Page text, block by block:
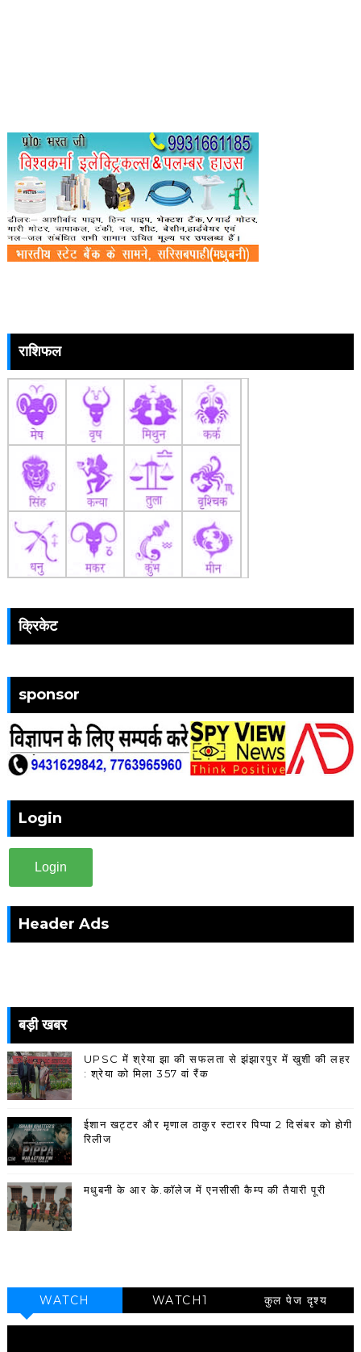
राशिफल
क्रिकेट
sponsor
Login
Login
Header Ads
बड़ी खबर
UPSC में श्रेया झा की सफलता से झंझारपुर में खुशी की लहर
: श्रेया को मिला 357 वां रैंक
ईशान खट्टर और मृणाल ठाकुर स्टारर पिप्पा 2 दिसंबर को होगी
रिलीज
मधुबनी के आर के.कॉलेज में एनसीसी कैम्प की तैयारी पूरी
WATCH WATCH1 कुल पेज दृश्य